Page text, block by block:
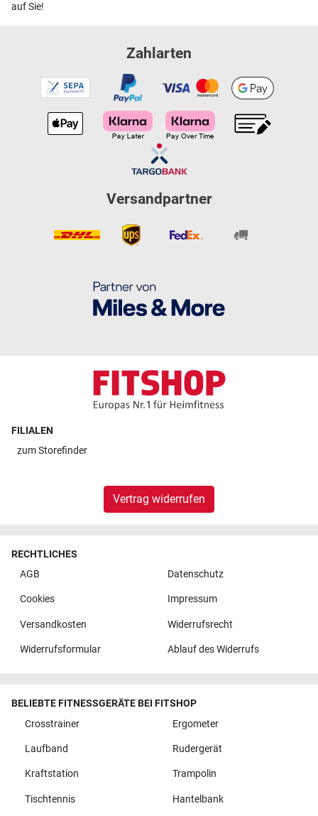
auf Sie!
Zahlarten
Versandpartner
FILIALEN
zumStorefinder
Vertrag widerrufen
RECHTLICHES
AGB
Datenschutz
Cookies Impressum
Versandkosten Widerrufsrecht
Widerrufsformular Ablauf des Widerrufs
BELIEBTE FITNESSGERÄTE BEI FITSHOP
Crosstrainer
Ergometer
Laufband Rudergerät
Kraftstation Trampolin
Tischtennis Hantelbank